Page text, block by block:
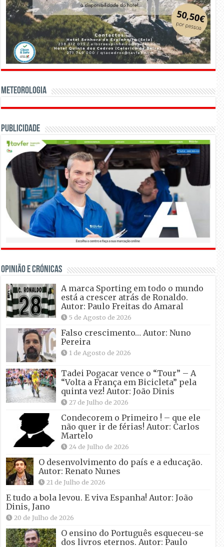
Meteorologia
Publicidade
OPINIÃO E CRÓNICAS
A marca Sporting em todo o mundo
está a crescer atrás de Ronaldo.
Autor: Paulo Freitas do Amaral
5 de Agosto de 2026
Falso crescimento… Autor: Nuno
Pereira
1 de Agosto de 2026
Tadei Pogacar vence o “Tour” – A
“Volta a França em Bicicleta” pela
quinta vez! Autor: João Dinis
27 de Julho de 2026
Condecorem o Primeiro ! – que ele
não quer ir de férias! Autor: Carlos
Martelo
24 de Julho de 2026
O desenvolvimento do país e a educação.
Autor: Renato Nunes
21 de Julho de 2026
E tudo a bola levou. E viva Espanha! Autor: João
Dinis, Jano
20 de Julho de 2026
O ensino do Português esqueceu-se
dos livros eternos. Autor: Paulo